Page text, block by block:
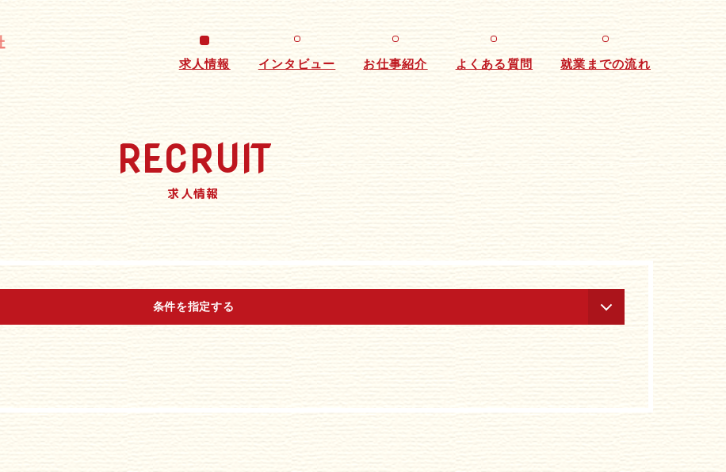
求人情報 インタビュー お仕事紹介 よくある質問 就業までの流れ
RECRUIT
求人情報
条件を指定する